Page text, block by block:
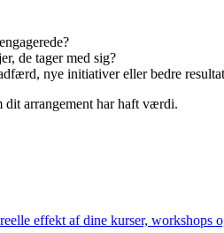
de tager med sig?
nye initiativer eller bedre
dit arrangement har haft værdi.
effekt af dine kurser,